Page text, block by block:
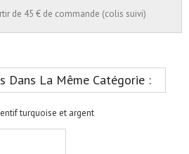
de 45 € de commande (colis suivi)
Dans La Même Catégorie :